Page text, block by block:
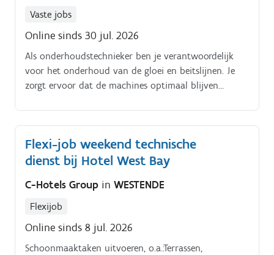
Vaste jobs
Online sinds 30 jul. 2026
Als onderhoudstechnieker ben je verantwoordelijk
voor het onderhoud van de gloei en beitslijnen. Je
zorgt ervoor dat de machines optimaal blijven
Flexi-job weekend technische
dienst bij Hotel West Bay
C-Hotels Group in WESTENDE
Flexijob
Online sinds 8 jul. 2026
Schoonmaaktaken uitvoeren, o.a.:Terrassen,